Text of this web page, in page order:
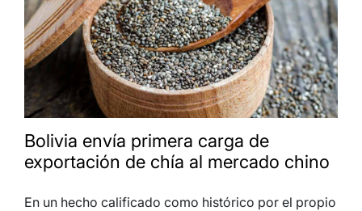
Bolivia envía primera carga de
exportación de chía al mercado chino
En un hecho calificado como histórico por el propio